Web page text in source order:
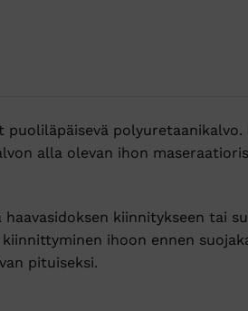
polyuretaanikalvo.
alla olevan ihon
kiinnitykseen tai
ihoon ennen
pituiseksi.